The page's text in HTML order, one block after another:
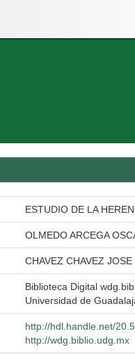
ESTUDIO DE LA
OLMEDO ARCEGA
CHAVEZ CHAVEZ JOSE
Biblioteca Digital
Universidad de
http://hdl.handle.net/
http://wdg.biblio.udg.mx